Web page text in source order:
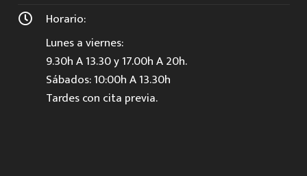
Horario:
Lunes a viernes:
9.30h A 13.30 y 17.00h A 20h.
Sábados: 10:00h A 13.30h
Tardes con cita previa.